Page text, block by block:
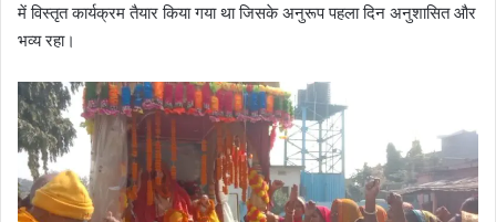
में विस्तृत कार्यक्रम तैयार किया गया था जिसके अनुरूप पहला दिन अनुशासित और
भव्य रहा।